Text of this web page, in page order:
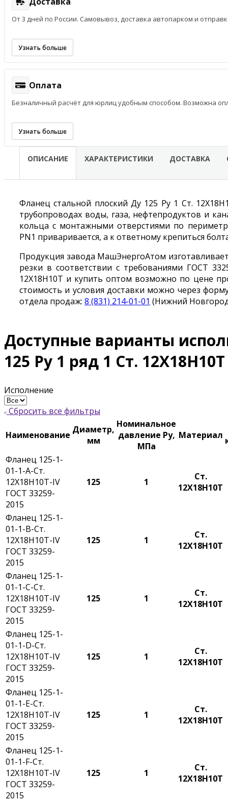
От 3 дней по России. Самовывоз, доставка автопарком и
Узнать больше
Оплата
Безналичный расчёт для юрлиц удобным способом. Возможна
Узнать больше
ОПИСАНИЕ ХАРАКТЕРИСТИКИ ДОСТАВКА
Фланец стальной плоский Ду 125 Ру 1 Ст.
трубопроводах воды, газа, нефтепродуктов и
кольца с монтажными отверстиями по
PN1 приваривается, а к ответному крепиться
Продукция завода МашЭнергоАтом
резки в соответствии с требованиями ГОСТ
12Х18Н10Т и купить оптом возможно по цене
стоимость и условия доставки можно через
отдела продаж: 8 (831) 214-01-01 (Нижний
Доступные варианты
125 Ру 1 ряд 1 Ст.
Исполнение
Сбросить все фильтры
Наименование Диаметр,
мм
Номинальное
давление Ру,
МПа
Материал
Фланец 125-1-
01-1-A-Ст.
12Х18Н10Т-IV
ГОСТ 33259-
2015
125 1
Ст.
12Х18Н10Т
Фланец 125-1-
01-1-B-Ст.
12Х18Н10Т-IV
ГОСТ 33259-
2015
125 1
Ст.
12Х18Н10Т
Фланец 125-1-
01-1-С-Ст.
12Х18Н10Т-IV
ГОСТ 33259-
2015
125 1
Ст.
12Х18Н10Т
Фланец 125-1-
01-1-D-Ст.
12Х18Н10Т-IV
ГОСТ 33259-
2015
125 1
Ст.
12Х18Н10Т
Фланец 125-1-
01-1-E-Ст.
12Х18Н10Т-IV
ГОСТ 33259-
2015
125 1
Ст.
12Х18Н10Т
Фланец 125-1-
01-1-F-Ст.
12Х18Н10Т-IV
ГОСТ 33259-
2015
125 1
Ст.
12Х18Н10Т